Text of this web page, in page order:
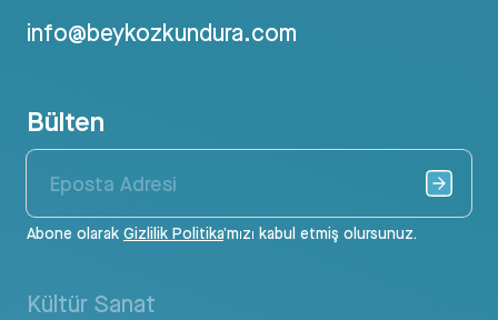
info@beykozkundura.com
Bülten
Abone olarak Gizlilik Politika’mızı kabul etmiş olursunuz.
Kültür Sanat